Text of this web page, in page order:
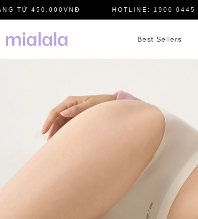
TỪ 450.000VNĐ HOTLINE: 1900 0445
Best Sellers